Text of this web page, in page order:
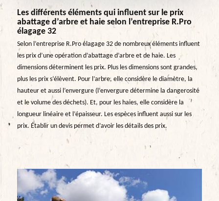
Les différents éléments qui influent sur le prix
abattage d’arbre et haie selon l’entreprise R.Pro
élagage 32
Selon l’entreprise R.Pro élagage 32 de nombreux éléments influent
les prix d’une opération d’abattage d’arbre et de haie. Les
dimensions déterminent les prix. Plus les dimensions sont grandes,
plus les prix s’élèvent. Pour l’arbre, elle considère le diamètre, la
hauteur et aussi l’envergure (l’envergure détermine la dangerosité
et le volume des déchets). Et, pour les haies, elle considère la
longueur linéaire et l’épaisseur. Les espèces influent aussi sur les
prix. Établir un devis permet d’avoir les détails des prix.